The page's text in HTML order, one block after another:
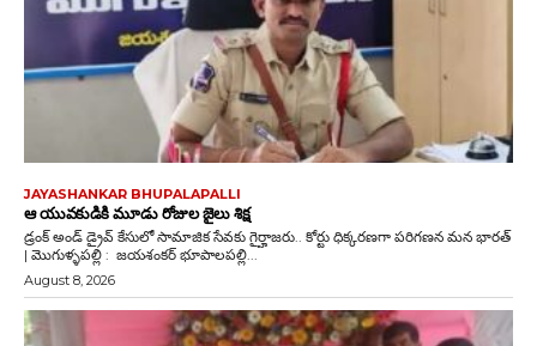
JAYASHANKAR BHUPALAPALLI
ఆ యువకుడికి మూడు రోజుల జైలు శిక్ష
డ్రంక్‌ అండ్‌ డ్రైవ్‌ కేసులో సామాజిక సేవకు గైర్హాజరు.. కోర్టు ధిక్కరణగా పరిగణన మన భారత్
| మొగుళ్ళపల్లి : జయశంకర్ భూపాలపల్లి...
August 8, 2026